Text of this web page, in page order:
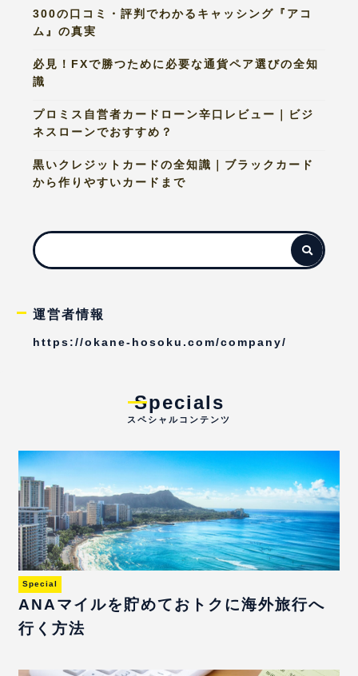
300の口コミ・評判でわかるキャッシング『アコ
ム』の真実
必見！FXで勝つために必要な通貨ペア選びの全知
識
プロミス自営者カードローン辛口レビュー｜ビジ
ネスローンでおすすめ？
黒いクレジットカードの全知識｜ブラックカード
から作りやすいカードまで
運営者情報
https://okane-hosoku.com/company/
Specials
スペシャルコンテンツ
Special
ANAマイルを貯めておトクに海外旅行へ
行く方法